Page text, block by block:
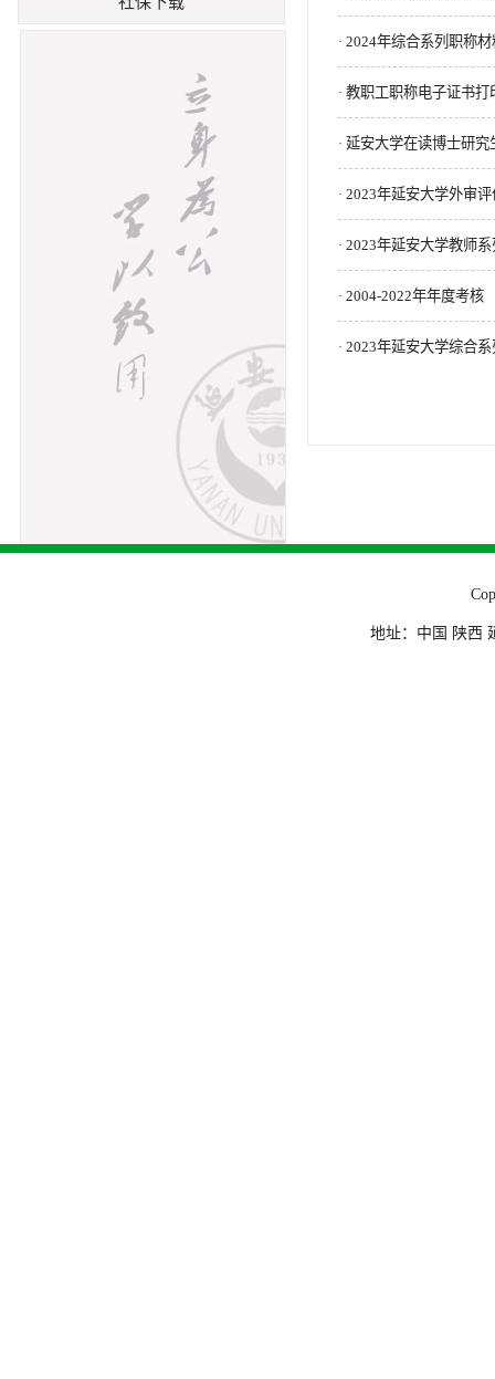
· 2024年综合系列职称
· 教职工职称电子证书打
· 延安大学在读博士研
· 2023年延安大学外审
· 2023年延安大学教师
· 2004-2022年年度考核
· 2023年延安大学综合
地址：中国 陕西